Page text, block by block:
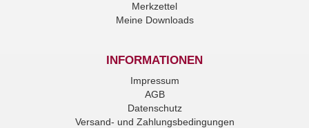
Merkzettel
Meine Downloads
INFORMATIONEN
Impressum
AGB
Datenschutz
Versand- und Zahlungsbedingungen